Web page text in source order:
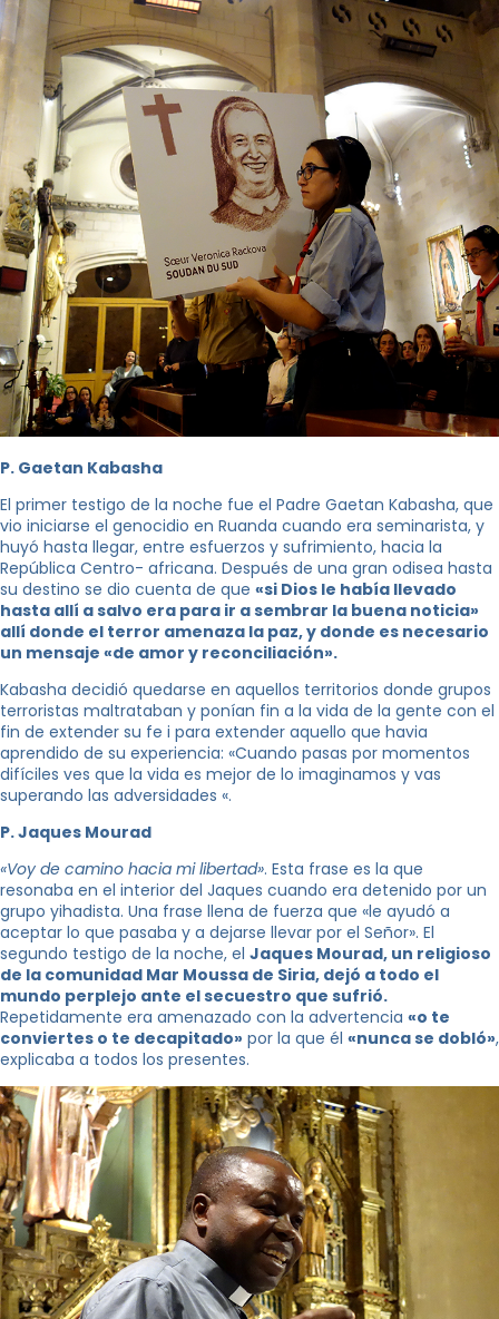
P. Gaetan Kabasha
El primer testigo de la noche fue el Padre Gaetan Kabasha, que
vio iniciarse el genocidio en Ruanda cuando era seminarista, y
huyó hasta llegar, entre esfuerzos y sufrimiento, hacia la
República Centro- africana. Después de una gran odisea hasta
su destino se dio cuenta de que «si Dios le había llevado
hasta allí a salvo era para ir a sembrar la buena noticia»
allí donde el terror amenaza la paz, y donde es necesario
un mensaje «de amor y reconciliación».
Kabasha decidió quedarse en aquellos territorios donde grupos
terroristas maltrataban y ponían fin a la vida de la gente con el
fin de extender su fe i para extender aquello que havia
aprendido de su experiencia: «Cuando pasas por momentos
difíciles ves que la vida es mejor de lo imaginamos y vas
superando las adversidades «.
P. Jaques Mourad
«Voy de camino hacia mi libertad». Esta frase es la que
resonaba en el interior del Jaques cuando era detenido por un
grupo yihadista. Una frase llena de fuerza que «le ayudó a
aceptar lo que pasaba y a dejarse llevar por el Señor». El
segundo testigo de la noche, el Jaques Mourad, un religioso
de la comunidad Mar Moussa de Siria, dejó a todo el
mundo perplejo ante el secuestro que sufrió.
Repetidamente era amenazado con la advertencia «o te
conviertes o te decapitado» por la que él «nunca se dobló»,
explicaba a todos los presentes.